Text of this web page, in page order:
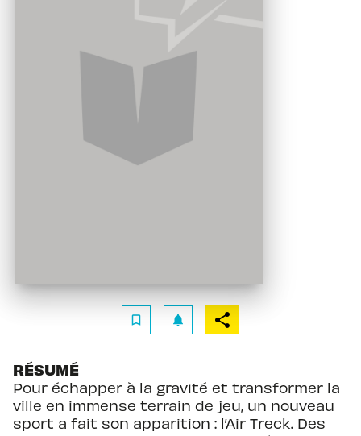
bookmark_border notifications
RÉSUMÉ
Pour échapper à la gravité et transformer la
ville en immense terrain de jeu, un nouveau
sport a fait son apparition : l’Air Treck. Des